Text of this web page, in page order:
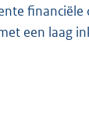
een laag